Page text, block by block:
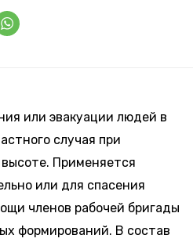
или эвакуации людей в
случая при
Применяется
или для спасения
членов рабочей бригады
формирований. В состав